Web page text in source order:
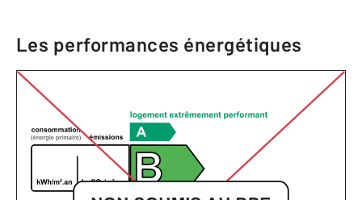
Les performances énergétiques